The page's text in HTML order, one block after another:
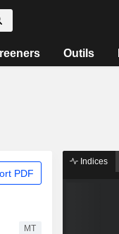
Outils
PDF
MT
Indices